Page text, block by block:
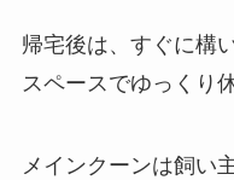
帰宅後は、すぐに構
スペースでゆっくり
メインクーンは飼い